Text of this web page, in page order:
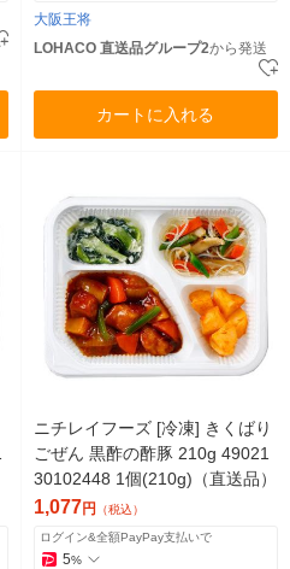
大阪王将
LOHACO 直送品グループ2から発送
カートに入れる
ニチレイフーズ [冷凍] きくばり
ごぜん 黒酢の酢豚 210g 49021
30102448 1個(210g)（直送品）
1,077円 （税込）
ログイン&全額PayPay支払いで
5%